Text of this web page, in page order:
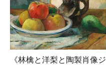
《林檎と洋梨と陶製肖像ジ